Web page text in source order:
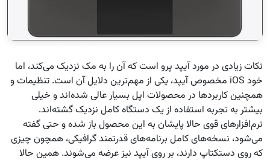
نکات زیادی در مورد آیپد پرو است که آن را به مک نزدیک می‌کند، اما
خود iOS مخصوص آیپد، یکی از مهم‌ترین دلایل آن است. تنظیمات و
همچنین کاربردها در محصولات اپل بسیار عالی شده‌اند و خیلی
بیشتر به تجربه استفاده از یک دستگاه کامل نزدیک گشته‌اند.
نرم‌افزار‌های قوی حالا پایشان به این محصول باز شده و حتی گفته
می‌شود، نسخه‌های کامل برنامه‌های قدرتمند گرافیکی، همچون چیزی
که روی دستکتاپ دارند، بر روی آیپد نیز عرضه می‌شوند. همین حالا